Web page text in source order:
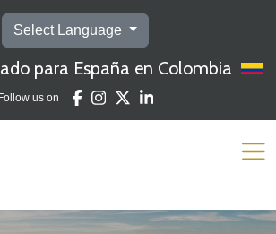
Select Language
para España en Colombia
Follow us on